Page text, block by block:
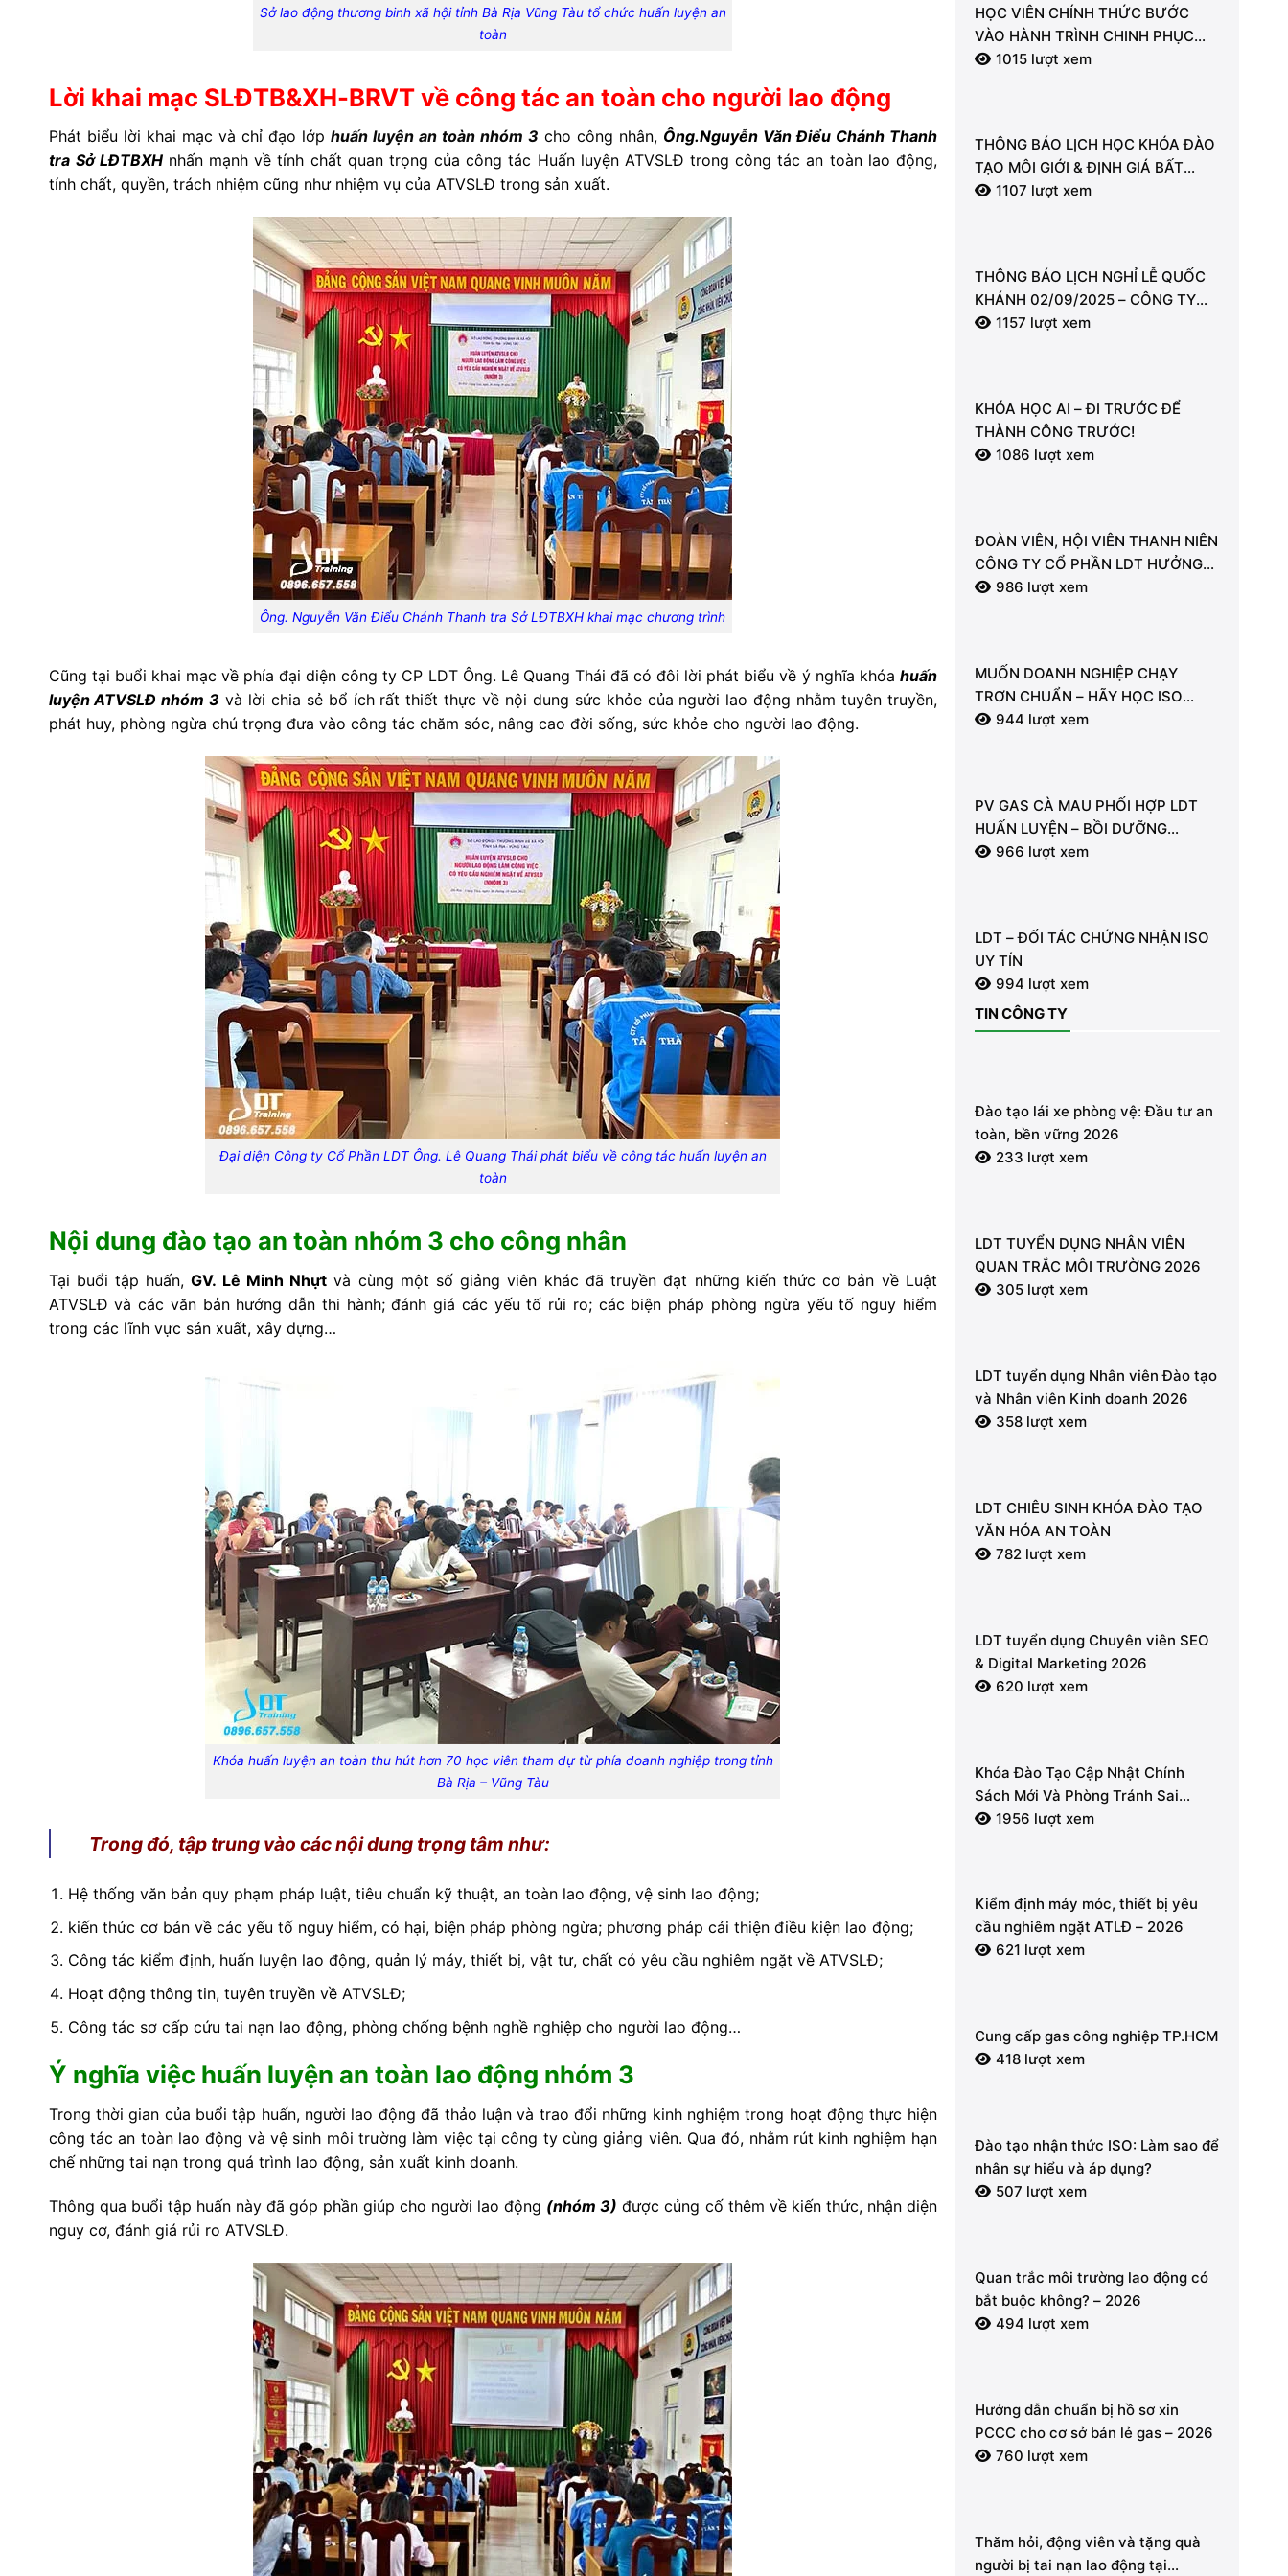
Sở lao động thương binh xã hội tỉnh Bà Rịa Vũng Tàu tổ chức huấn luyện an
toàn
Lời khai mạc SLĐTB&XH-BRVT về công tác an toàn cho người lao động
Phát biểu lời khai mạc và chỉ đạo lớp huấn luyện an toàn nhóm 3 cho công nhân, Ông.Nguyễn Văn Điểu Chánh Thanh
tra Sở LĐTBXHnhấn mạnh về tính chất quan trọng của công tác Huấn luyện ATVSLĐ trong công tác an toàn lao động,
tính chất, quyền, trách nhiệm cũng như nhiệm vụ của ATVSLĐ trong sản xuất.
Ông. Nguyễn Văn Điểu Chánh Thanh tra Sở LĐTBXH khai mạc chương trình
Cũng tại buổi khai mạc về phía đại diện công ty CP LDT Ông. Lê Quang Thái đã có đôi lời phát biểu về ý nghĩa khóa huấn
luyện ATVSLĐ nhóm 3 và lời chia sẻ bổ ích rất thiết thực về nội dung sức khỏe của người lao động nhằm tuyên truyền,
phát huy, phòng ngừa chú trọng đưa vào công tác chăm sóc, nâng cao đời sống, sức khỏe cho người lao động.
Đại diện Công ty Cổ Phần LDT Ông. Lê Quang Thái phát biểu về công tác huấn luyện an
toàn
Nội dung đào tạo an toàn nhóm 3 cho công nhân
Tại buổi tập huấn,GV. Lê Minh Nhựt và cùng một số giảng viên khác đã truyền đạt những kiến thức cơ bản về Luật
ATVSLĐ và các văn bản hướng dẫn thi hành; đánh giá các yếu tố rủi ro; các biện pháp phòng ngừa yếu tố nguy hiểm
trong các lĩnh vực sản xuất, xây dựng…
Khóa huấn luyện an toàn thu hút hơn 70 học viên tham dự từ phía doanh nghiệp trong tỉnh
Bà Rịa – Vũng Tàu
Trong đó, tập trung vào các nội dung trọng tâm như:
Hệ thống văn bản quy phạm pháp luật, tiêu chuẩn kỹ thuật, an toàn lao động, vệ sinh lao động;
kiến thức cơ bản về các yếu tố nguy hiểm, có hại, biện pháp phòng ngừa; phương pháp cải thiện điều kiện lao động;
Công tác kiểm định, huấn luyện lao động, quản lý máy, thiết bị, vật tư, chất có yêu cầu nghiêm ngặt về ATVSLĐ;
Hoạt động thông tin, tuyên truyền về ATVSLĐ;
Công tác sơ cấp cứu tai nạn lao động, phòng chống bệnh nghề nghiệp cho người lao động…
Ý nghĩa việc huấn luyện an toàn lao động nhóm 3
Trong thời gian của buổi tập huấn, người lao động đã thảo luận và trao đổi những kinh nghiệm trong hoạt động thực hiện
công tác an toàn lao động và vệ sinh môi trường làm việc tại công ty cùng giảng viên. Qua đó, nhằm rút kinh nghiệm hạn
chế những tai nạn trong quá trình lao động, sản xuất kinh doanh.
Thông qua buổi tập huấn này đã góp phần giúp cho người lao động (nhóm 3) được củng cố thêm về kiến thức, nhận diện
nguy cơ, đánh giá rủi ro ATVSLĐ.
HỌC VIÊN CHÍNH THỨC BƯỚC
VÀO HÀNH TRÌNH CHINH PHỤC
KIẾN THỨC BẤT ĐỘNG SẢN CÙNG
1015 lượt xem
THÔNG BÁO LỊCH HỌC KHÓA ĐÀO
TẠO MÔI GIỚI & ĐỊNH GIÁ BẤT
ĐỘNG SẢN
1107 lượt xem
THÔNG BÁO LỊCH NGHỈ LỄ QUỐC
KHÁNH 02/09/2025 – CÔNG TY
CỔ PHẦN LDT
1157 lượt xem
KHÓA HỌC AI – ĐI TRƯỚC ĐỂ
THÀNH CÔNG TRƯỚC!
1086 lượt xem
ĐOÀN VIÊN, HỘI VIÊN THANH NIÊN
CÔNG TY CỔ PHẦN LDT HƯỞNG
ỨNG LỄ RA QUÂN TỔNG VỆ SINH
986 lượt xem
MUỐN DOANH NGHIỆP CHẠY
TRƠN CHUẨN – HÃY HỌC ISO
9001:2015 NGAY!
944 lượt xem
PV GAS CÀ MAU PHỐI HỢP LDT
HUẤN LUYỆN – BỒI DƯỠNG
NGHIỆP VỤ PCCC & CNCH: CHỦ
966 lượt xem
LDT – ĐỐI TÁC CHỨNG NHẬN ISO
UY TÍN
994 lượt xem
TIN CÔNG TY
Đào tạo lái xe phòng vệ: Đầu tư an
toàn, bền vững 2026
233 lượt xem
LDT TUYỂN DỤNG NHÂN VIÊN
QUAN TRẮC MÔI TRƯỜNG 2026
305 lượt xem
LDT tuyển dụng Nhân viên Đào tạo
và Nhân viên Kinh doanh 2026
358 lượt xem
LDT CHIÊU SINH KHÓA ĐÀO TẠO
VĂN HÓA AN TOÀN
782 lượt xem
LDT tuyển dụng Chuyên viên SEO
& Digital Marketing 2026
620 lượt xem
Khóa Đào Tạo Cập Nhật Chính
Sách Mới Và Phòng Tránh Sai
Phạm Về Hóa Đơn Điện Tử, Thuế
1956 lượt xem
Kiểm định máy móc, thiết bị yêu
cầu nghiêm ngặt ATLĐ – 2026
621 lượt xem
Cung cấp gas công nghiệp TP.HCM
418 lượt xem
Đào tạo nhận thức ISO: Làm sao để
nhân sự hiểu và áp dụng?
507 lượt xem
Quan trắc môi trường lao động có
bắt buộc không? – 2026
494 lượt xem
Hướng dẫn chuẩn bị hồ sơ xin
PCCC cho cơ sở bán lẻ gas – 2026
760 lượt xem
Thăm hỏi, động viên và tặng quà
người bị tai nạn lao động tại